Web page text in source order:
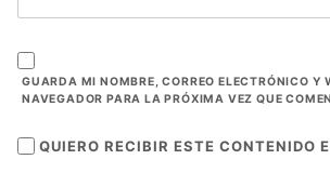
GUARDA MI NOMBRE, CORREO ELECTRÓNICO Y
NAVEGADOR PARA LA PRÓXIMA VEZ QUE
QUIERO RECIBIR ESTE CONTENIDO